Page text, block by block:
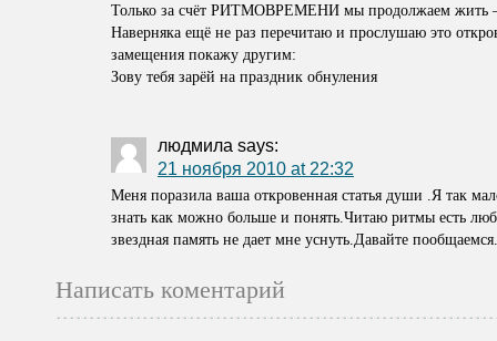
Только за счёт РИТМОВРЕМЕНИ мы продолжаем жить –
Наверняка ещё не раз перечитаю и прослушаю это
замещения покажу другим:
Зову тебя зарёй на праздник обнуления
людмила says:
21 ноября 2010 at 22:32
Меня поразила ваша откровенная статья души .Я так
знать как можно больше и понять.Читаю ритмы есть
звездная память не дает мне уснуть.Давайте пообщаемся.
Написать коментарий